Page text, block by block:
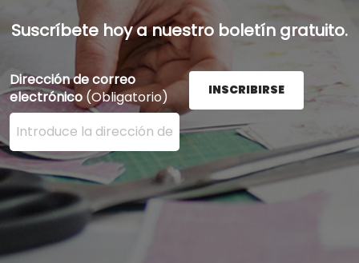
Suscríbete hoy a nuestro boletín gratuito.
Dirección de correo
electrónico (Obligatorio)
Ingrese su dirección de correo electrónico aquí y
INSCRIBIRSE